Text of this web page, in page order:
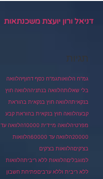
דניאל ורון יועצת משכנתאות
תגיות
גמ"ח הלוואותגמ"ח כסף דחוףהלוואה
בלי שאלותהלוואה בנתניההלוואה חוץ
בנקאיתהלוואה חוץ בנקאית בהוראת
קבעהלוואה חוץ בנקאית בהוראת קבע
מפרטיהלוואה מיידית 10000
הלוואה עד
20000הלוואה עד 60000
הלוואות
בצ'קיםהלוואות בצ'קים
למוגבליםהלוואות ללא ריביתהלוואות
ללא ריבית וללא ערביםפתיחת חשבון